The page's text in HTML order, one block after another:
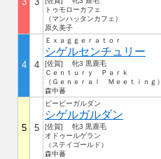
トゥモローカフェ
（マンハッタンカフェ）
原久美子
4 4
Ｅｘａｇｇｅｒａｔｏｒ
シゲルセンチュリー
[佐賀] 牝3 黒鹿毛
Ｃｅｎｔｕｒｙ Ｐａｒｋ
（Ｇｅｎｅｒａｌ Ｍｅｅｔｉｎｇ）
森中蕃
5 5
ビービーガルダン
シゲルガルダン
[佐賀] 牝3 黒鹿毛
オドゥールゲラン
（ステイゴールド）
森中蕃